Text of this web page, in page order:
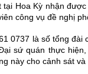
tại Hoa Kỳ nhận
công vụ đề nghị
0737 là số tổng đài
sứ quán thực
này cho cảnh sát